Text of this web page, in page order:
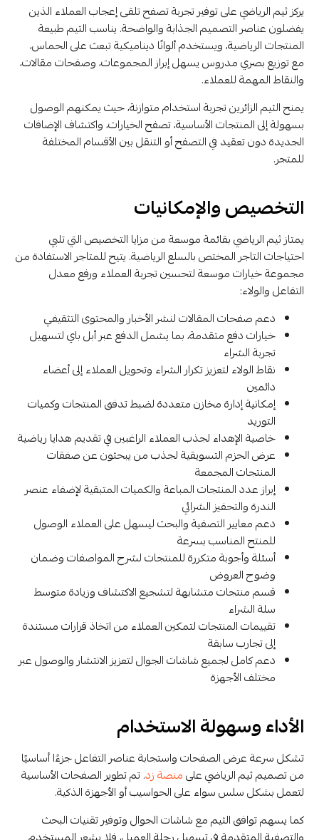
يركز ثيم الرياضي على توفير تجربة تصفح تلقى إعجاب العملاء الذين
يفضلون عناصر التصميم الجذابة والواضحة. يناسب الثيم طبيعة
المنتجات الرياضية، ويستخدم ألوانًا ديناميكية تبعث على الحماس،
مع توزيع بصري مدروس يسهل إبراز المجموعات، وصفحات مقالات،
والنقاط المهمة للعملاء.
يمنح الثيم الزائرين تجربة استخدام متوازنة، حيث يمكنهم الوصول
بسهولة إلى المنتجات الأساسية، تصفح الخيارات، واكتشاف الإضافات
الجديدة دون تعقيد في التصفح أو التنقل بين الأقسام المختلفة
للمتجر.
التخصيص والإمكانيات
يمتاز ثيم الرياضي بقائمة موسعة من مزايا التخصيص التي تلبي
احتياجات التاجر المختص بالسلع الرياضية. يتيح للمتاجر الاستفادة من
مجموعة خيارات موسعة لتحسين تجربة العملاء ورفع معدل
التفاعل والولاء:
دعم صفحات المقالات لنشر الأخبار والمحتوى التثقيفي
خيارات دفع متقدمة، بما يشمل الدفع عبر أبل باي لتسهيل
تجربة الشراء
نقاط الولاء لتعزيز تكرار الشراء وتحويل العملاء إلى أعضاء
دائمين
إمكانية إدارة مخازن متعددة لضبط تدفق المنتجات وكميات
التوريد
خاصية الإهداء لجذب العملاء الراغبين في تقديم هدايا رياضية
عرض الحزم التسويقية لجذب من يبحثون عن صفقات
المنتجات المجمعة
إبراز عدد المنتجات المباعة والكميات المتبقية لإضفاء عنصر
الندرة والتحفيز الشرائي
دعم معايير التصفية والبحث ليسهل على العملاء الوصول
للمنتج المناسب بسرعة
أسئلة وأجوبة متكررة للمنتجات لشرح المواصفات وضمان
وضوح العروض
قسم منتجات متشابهة لتشجيع الاكتشاف وزيادة متوسط
سلة الشراء
تقييمات المنتجات لتمكين العملاء من اتخاذ قرارات مستندة
إلى تجارب سابقة
دعم كامل لجميع شاشات الجوال لتعزيز الانتشار والوصول عبر
مختلف الأجهزة
الأداء وسهولة الاستخدام
تشكل سرعة عرض الصفحات واستجابة عناصر التفاعل جزءًا أساسيًا
من تصميم ثيم الرياضي علىمنصة زد. تم تطوير الصفحات الأساسية
لتعمل بشكل سلس سواء على الحواسيب أو الأجهزة الذكية.
كما يسهم توافق الثيم مع شاشات الجوال وتوفير تقنيات البحث